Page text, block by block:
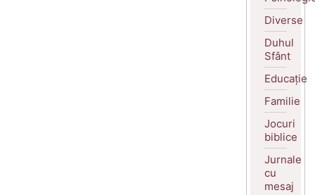
Diverse
Duhul
Sfânt
Educație
Familie
Jocuri
biblice
Jurnale
cu
mesaj